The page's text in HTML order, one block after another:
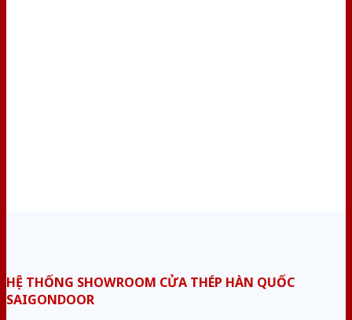
HỆ THỐNG SHOWROOM CỬA THÉP HÀN QUỐC
SAIGONDOOR